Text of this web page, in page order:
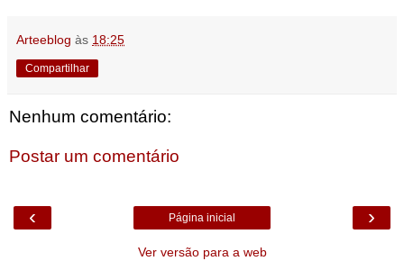
Arteeblog às 18:25
Compartilhar
Nenhum comentário:
Postar um comentário
‹ ›
Página inicial
Ver versão para a web